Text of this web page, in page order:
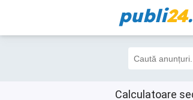
publi24
Calculatoare
Filtre 2